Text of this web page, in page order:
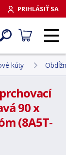
PRIHLÁSIŤ SA
kúty
90 x
(8A5T-